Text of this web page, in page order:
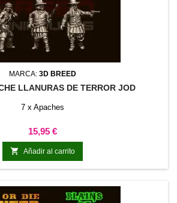
MARCA: 3D BREED
LLANURAS DE TERROR JOD
7 x Apaches
Precio
15,95 €
 Añadir al carrito